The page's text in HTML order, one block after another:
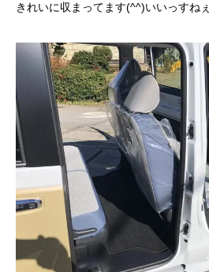
きれいに収まってます(^^)いいっすねぇ